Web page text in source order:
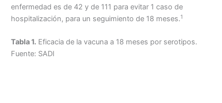
enfermedad es de 42 y de 111 para evitar 1 caso de
hospitalización, para un seguimiento de 18 meses.1
Tabla 1. Eficacia de la vacuna a 18 meses por serotipos.
Fuente: SADI